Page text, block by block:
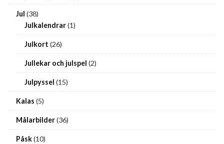
Jul (38)
Julkalendrar(1)
Julkort (26)
Jullekar och julspel (2)
Julpyssel (15)
Kalas (5)
Målarbilder(36)
Påsk(10)